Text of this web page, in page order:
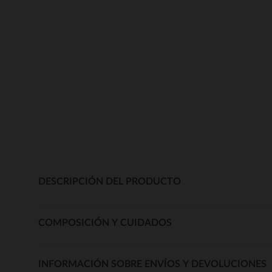
DESCRIPCIÓN DEL PRODUCTO
COMPOSICIÓN Y CUIDADOS
INFORMACIÓN SOBRE ENVÍOS Y DEVOLUCIONES